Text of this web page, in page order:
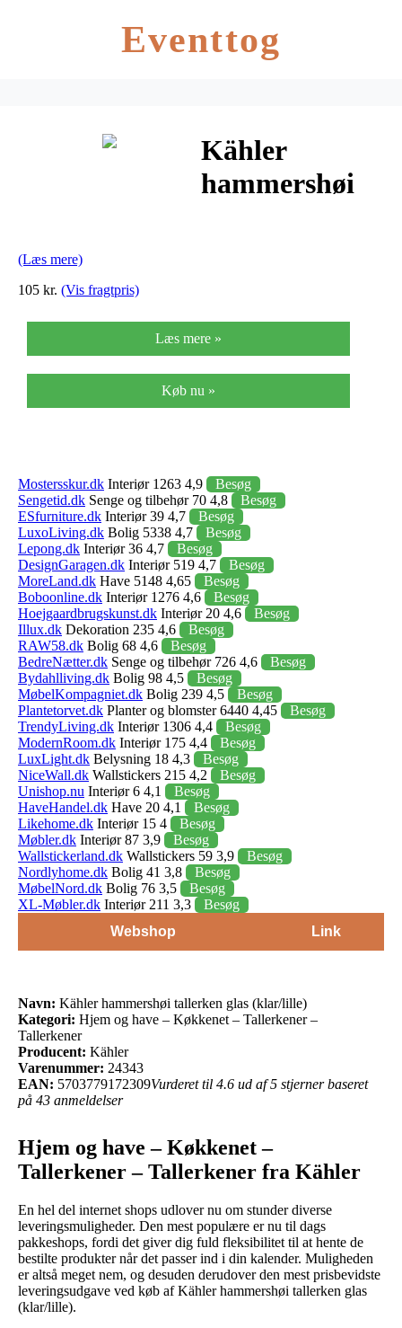
Eventtog
Kähler
hammershøi
(Læs mere)
105 kr. (Vis fragtpris)
Læs mere »
Køb nu »
Mostersskur.dk Interiør 1263 4,9
Besøg
Sengetid.dk Senge og tilbehør 70 4,8
Besøg
ESfurniture.dk Interiør 39 4,7
Besøg
LuxoLiving.dk Bolig 5338 4,7
Besøg
Lepong.dk Interiør 36 4,7
Besøg
DesignGaragen.dk Interiør 519 4,7
Besøg
MoreLand.dk Have 5148 4,65
Besøg
Boboonline.dk Interiør 1276 4,6
Besøg
Hoejgaardbrugskunst.dk Interiør 20 4,6
Besøg
Illux.dk Dekoration 235 4,6
Besøg
RAW58.dk Bolig 68 4,6
Besøg
BedreNætter.dk Senge og tilbehør 726 4,6
Besøg
Bydahlliving.dk Bolig 98 4,5
Besøg
MøbelKompagniet.dk Bolig 239 4,5
Besøg
Plantetorvet.dk Planter og blomster 6440 4,45
Besøg
TrendyLiving.dk Interiør 1306 4,4
Besøg
ModernRoom.dk Interiør 175 4,4
Besøg
LuxLight.dk Belysning 18 4,3
Besøg
NiceWall.dk Wallstickers 215 4,2
Besøg
Unishop.nu Interiør 6 4,1
Besøg
HaveHandel.dk Have 20 4,1
Besøg
Likehome.dk Interiør 15 4
Besøg
Møbler.dk Interiør 87 3,9
Besøg
Wallstickerland.dk Wallstickers 59 3,9
Besøg
Nordlyhome.dk Bolig 41 3,8
Besøg
MøbelNord.dk Bolig 76 3,5
Besøg
XL-Møbler.dk Interiør 211 3,3
Besøg
Webshop
Link
Navn: Kähler hammershøi tallerken glas (klar/lille)
Kategori: Hjem og have – Køkkenet – Tallerkener –
Tallerkener
Producent: Kähler
Varenummer: 24343
EAN: 5703779172309Vurderet til 4.6 ud af 5 stjerner baseret
på 43 anmeldelser
Hjem og have – Køkkenet –
Tallerkener – Tallerkener fra Kähler
En hel del internet shops udlover nu om stunder diverse
leveringsmuligheder. Den mest populære er nu til dags
pakkeshops, fordi det giver dig fuld fleksibilitet til at hente de
bestilte produkter når det passer ind i din kalender. Muligheden
er altså meget nem, og desuden derudover den mest prisbevidste
leveringsudgave ved køb af Kähler hammershøi tallerken glas
(klar/lille).